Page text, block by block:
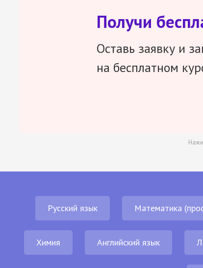
Получи
Оставь заявку и
на бесплатном
Русский язык Математика
Химия Английский язык